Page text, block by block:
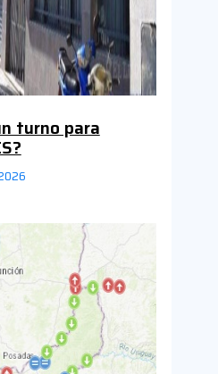
turno para